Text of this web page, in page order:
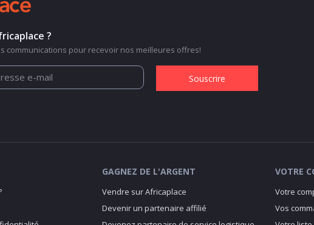
?
communications pour recevoir nos meilleures offres!
Souscrire
GAGNEZ DE L'ARGENT
Vendre sur Africaplace
Devenir un partenaire affilié
VOTRE
Votre
Vos